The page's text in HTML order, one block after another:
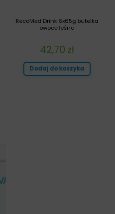
RecoMed Drink 6x65g butelka
owoce leśne
42,70 zł
Dodaj do koszyka